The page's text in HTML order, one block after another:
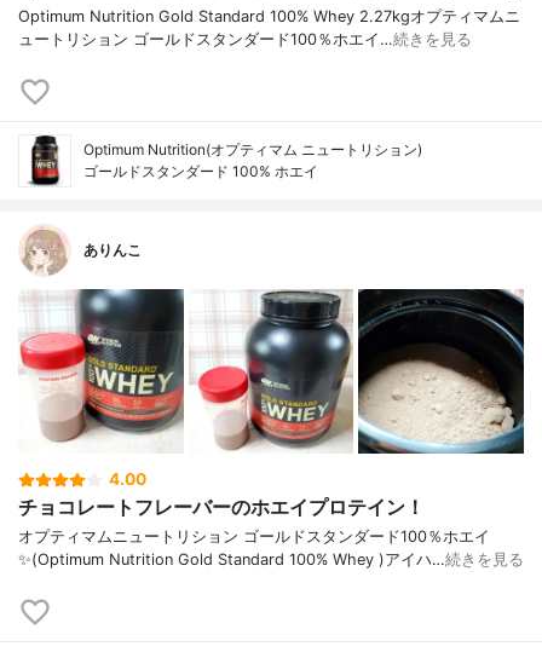
Optimum Nutrition Gold Standard 100% Whey 2.27kgオプティマムニ
ュートリション ゴールドスタンダード100％ホエイ…続きを見る
Optimum Nutrition(オプティマム ニュートリション)
ゴールドスタンダード 100% ホエイ
ありんこ
4.00
チョコレートフレーバーのホエイプロテイン！
オプティマムニュートリション ゴールドスタンダード100％ホエイ
✨(Optimum Nutrition Gold Standard 100% Whey )アイハ…続きを見る